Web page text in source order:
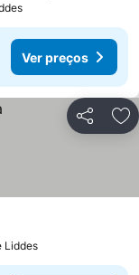
Ver preços
Partilhar
Liddes